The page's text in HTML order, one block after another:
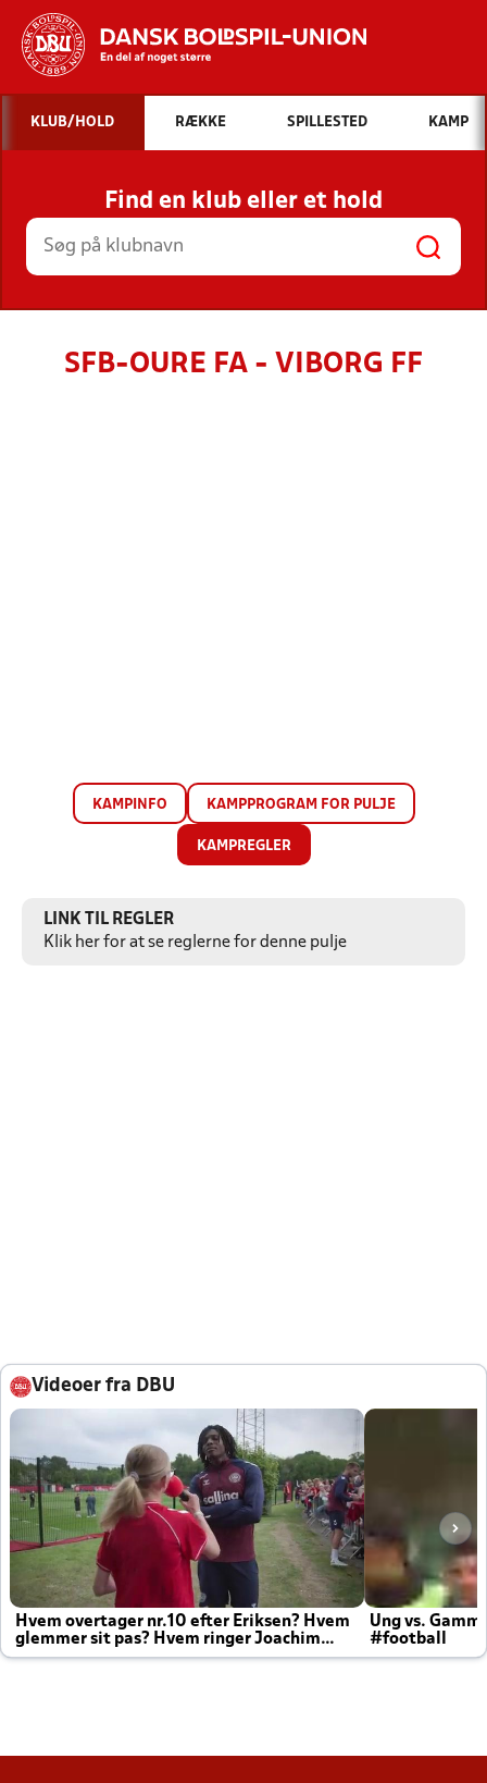
Hvad vil du søge efter?
INDHOLD OG NYHEDER
STILLINGER, RESULTATER, KLUBBER OG
HOLD
KLUB/HOLD RÆKKE SPILLESTED KAMP
Find en klub eller et hold
SFB-OURE FA - VIBORG FF
KAMPINFO KAMPPROGRAM FOR PULJE
KAMPREGLER
LINK TIL REGLER
Klik her for at se reglerne for denne pulje
Videoer fra DBU
Hvem overtager nr.10 efter Eriksen? Hvem
glemmer sit pas? Hvem ringer Joachim
altid til efter kampe?
Ung vs.
#football